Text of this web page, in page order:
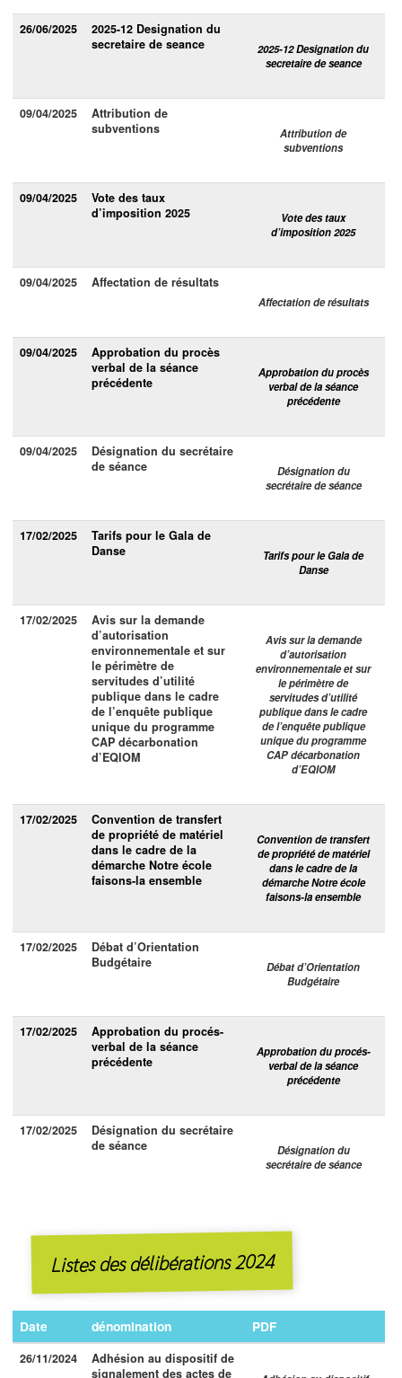
26/06/2025
2025-12 Designation du
secretaire de seance
2025-12 Designation du
secretaire de seance
09/04/2025
Attribution de
subventions
Attribution de
subventions
09/04/2025
Vote des taux
d’imposition 2025
Vote des taux
d’imposition 2025
09/04/2025 Affectation de résultats
Affectation de résultats
09/04/2025
Approbation du procès
verbal de la séance
précédente
Approbation du procès
verbal de la séance
précédente
09/04/2025
Désignation du secrétaire
de séance
Désignation du
secrétaire de séance
17/02/2025
Tarifs pour le Gala de
Danse
Tarifs pour le Gala de
Danse
17/02/2025
Avis sur la demande
d’autorisation
environnementale et sur
le périmètre de
servitudes d’utilité
publique dans le cadre
de l’enquête publique
unique du programme
CAP décarbonation
d’EQIOM
Avis sur la demande
d’autorisation
environnementale et sur
le périmètre de
servitudes d’utilité
publique dans le cadre
de l’enquête publique
unique du programme
CAP décarbonation
d’EQIOM
17/02/2025
Convention de transfert
de propriété de matériel
dans le cadre de la
démarche Notre école
faisons-la ensemble
Convention de transfert
de propriété de matériel
dans le cadre de la
démarche Notre école
faisons-la ensemble
17/02/2025
Débat d’Orientation
Budgétaire
Débat d’Orientation
Budgétaire
17/02/2025
Approbation du procés-
verbal de la séance
précédente
Approbation du procés-
verbal de la séance
précédente
17/02/2025
Désignation du secrétaire
de séance
Désignation du
secrétaire de séance
Listes des délibérations 2024
Date dénomination PDF
26/11/2024
Adhésion au dispositif de
signalement des actes de